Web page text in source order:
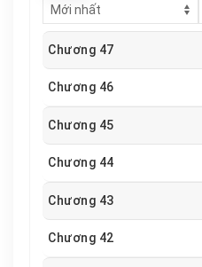
Chương 47
Chương 46
Chương 45
Chương 44
Chương 43
Chương 42